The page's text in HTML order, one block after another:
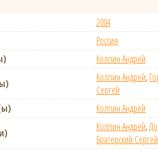
2004
Россия
Колпин Андрей
Колпин Андрей,
Сергей
Колпин Андрей
Колпин Андрей,
Братерский Сергей